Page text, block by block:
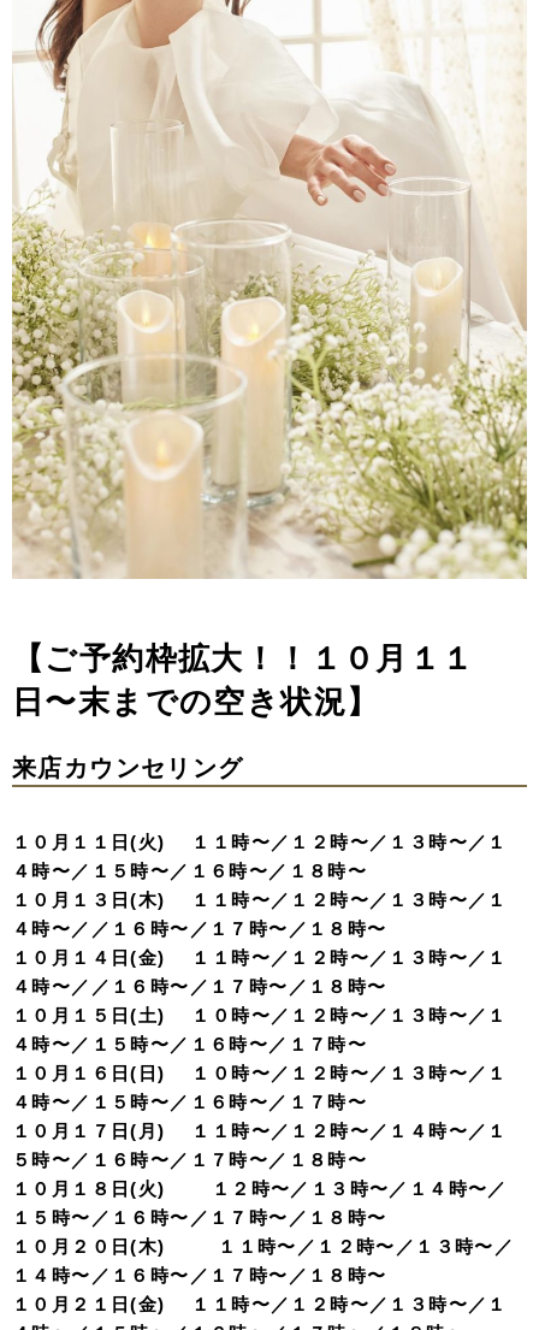
【ご予約枠拡大！！１０月１１
日〜末までの空き状況】
来店カウンセリング
１０月１１日(火) １１時〜／１２時〜／１３時〜／１
４時〜／１５時〜／１６時〜／１８時〜
１０月１３日(木) １１時〜／１２時〜／１３時〜／１
４時〜／／１６時〜／１７時〜／１８時〜
１０月１４日(金) １１時〜／１２時〜／１３時〜／１
４時〜／／１６時〜／１７時〜／１８時〜
１０月１５日(土) １０時〜／１２時〜／１３時〜／１
４時〜／１５時〜／１６時〜／１７時〜
１０月１６日(日) １０時〜／１２時〜／１３時〜／１
４時〜／１５時〜／１６時〜／１７時〜
１０月１７日(月) １１時〜／１２時〜／１４時〜／１
５時〜／１６時〜／１７時〜／１８時〜
１０月１８日(火) １２時〜／１３時〜／１４時〜／
１５時〜／１６時〜／１７時〜／１８時〜
１０月２０日(木) １１時〜／１２時〜／１３時〜／
１４時〜／１６時〜／１７時〜／１８時〜
１０月２１日(金) １１時〜／１２時〜／１３時〜／１